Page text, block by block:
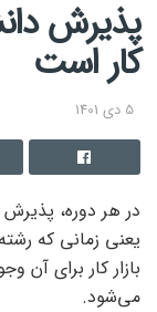
پذیرش
کار است
5 دی 1401
در هر دوره،
یعنی زمانی‌ که
بازار کار برای
می‌شود.